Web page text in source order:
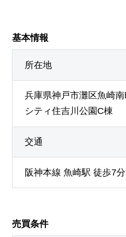
基本情報
所在地
兵庫県神戸市灘区魚崎
シティ住吉川公園C棟
交通
阪神本線 魚崎駅 徒歩7分
売買条件